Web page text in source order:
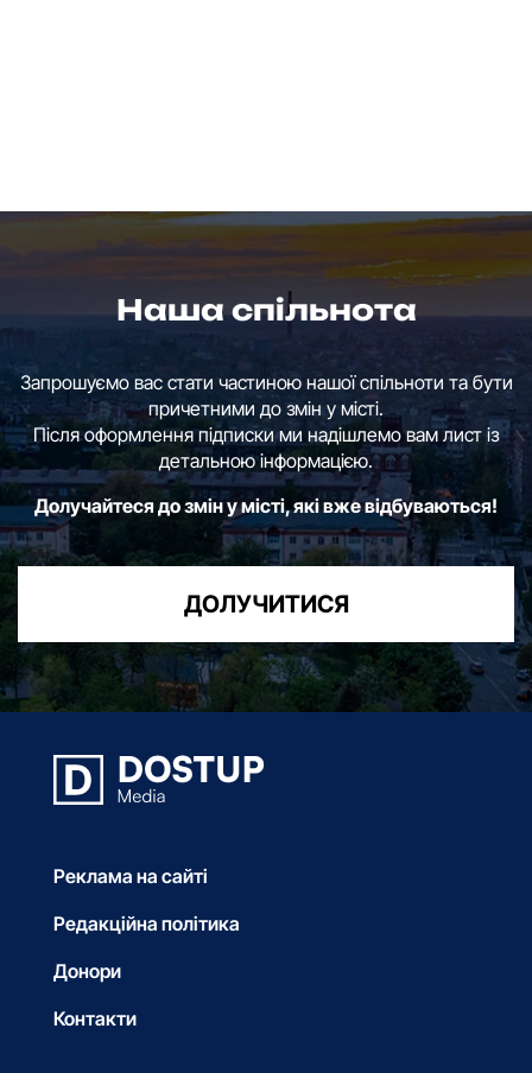
Наша спільнота
Запрошуємо вас стати частиною нашої спільноти та бути
причетними до змін у місті.
Після оформлення підписки ми надішлемо вам лист із
детальною інформацією.
Долучайтеся до змін у місті, які вже відбуваються!
ДОЛУЧИТИСЯ
Реклама на сайті
Редакційна політика
Донори
Контакти